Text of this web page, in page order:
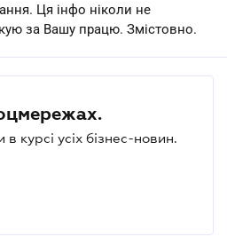
Ця інфо ніколи не
за Вашу працю. Змістовно.
курсі усіх бізнес-новин.